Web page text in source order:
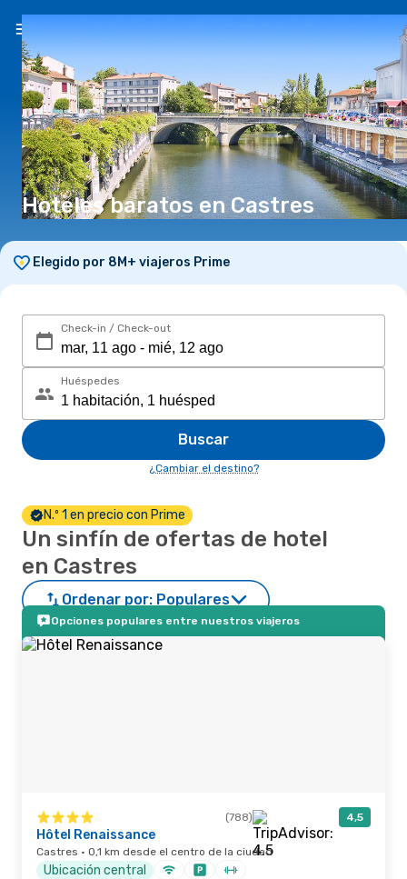
Hoteles baratos en Castres
Elegido por 8M+ viajeros Prime
Check-in / Check-out
Huéspedes
Buscar
¿Cambiar el destino?
N.º 1 en precio con Prime
Un sinfín de ofertas de hotel
en Castres
Ordenar por: Populares
Opciones populares entre nuestros viajeros
(788) 4,5
Hôtel Renaissance
Castres · 0,1 km desde el centro de la ciudad
Ubicación central